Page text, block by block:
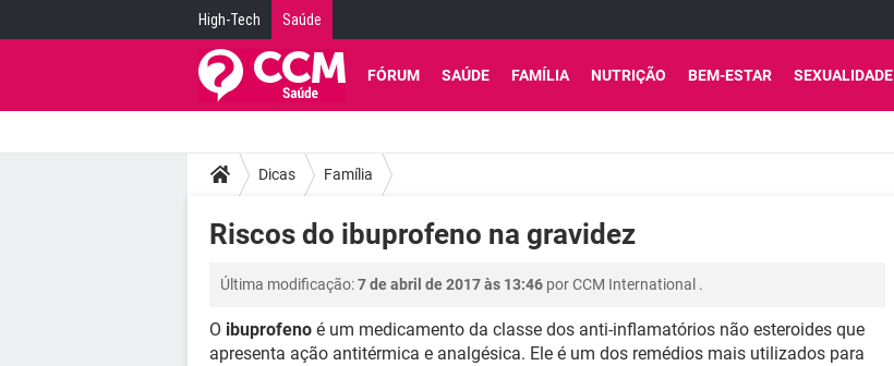
High-Tech Saúde
FÓRUM SAÚDE FAMÍLIA NUTRIÇÃO BEM-ESTAR SEXUALIDADE
Dicas Família
Riscos do ibuprofeno na gravidez
Última modificação:7 de abril de 2017 às 13:46 porCCM International .
O ibuprofeno é um medicamento da classe dos anti-inflamatórios não esteroides que
apresenta ação antitérmica e analgésica. Ele é um dos remédios mais utilizados para